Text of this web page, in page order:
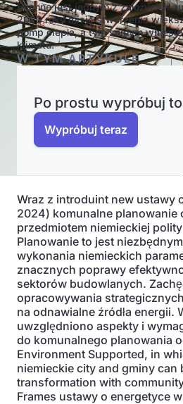
Etienne jest jednym z założycieli
2023 roku misję stworzenia
pomp ciepła, a tym samym
klimatu.
W TYM ARTYKULE
Po prostu wypróbuj
Wypróbuj teraz
Wraz z introduint new ustawy
2024) komunalne planowanie
przedmiotem niemieckiej
Planowanie to jest
wykonania niemieckich
znacznych poprawy
sektorów budowlanych.
opracowywania
na odnawialne źródła energii.
uwzględniono aspekty i
do komunalnego planowania
Environment Supported, in
niemieckie city and gminy can
transformation with
Frames ustawy o energetyce